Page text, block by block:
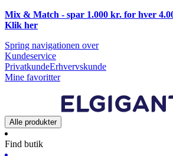
Mix & Match - spar 1.000 kr. for hver
Klik her
Spring navigationen over
Kundeservice
PrivatkundeErhvervskunde
Mine favoritter
Alle produkter
Find butik